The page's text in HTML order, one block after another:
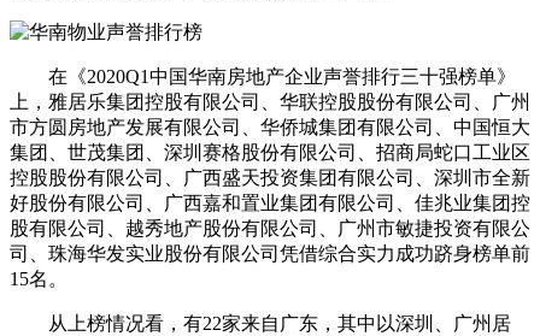
在《2020Q1中国华南房地产企业声誉排行三十强榜单》
上，雅居乐集团控股有限公司、华联控股股份有限公司、广州
市方圆房地产发展有限公司、华侨城集团有限公司、中国恒大
集团、世茂集团、深圳赛格股份有限公司、招商局蛇口工业区
控股股份有限公司、广西盛天投资集团有限公司、深圳市全新
好股份有限公司、广西嘉和置业集团有限公司、佳兆业集团控
股有限公司、越秀地产股份有限公司、广州市敏捷投资有限公
司、珠海华发实业股份有限公司凭借综合实力成功跻身榜单前
15名。
从上榜情况看，有22家来自广东，其中以深圳、广州居